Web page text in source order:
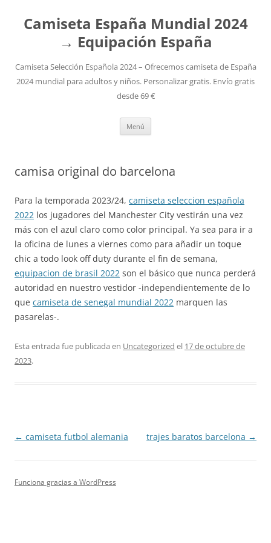
Camiseta España Mundial 2024
→ Equipación España
Camiseta Selección Española 2024 – Ofrecemos camiseta de España
2024 mundial para adultos y niños. Personalizar gratis. Envío gratis
desde 69 €
Menú
camisa original do barcelona
Para la temporada 2023/24, camiseta seleccion española
2022 los jugadores del Manchester City vestirán una vez
más con el azul claro como color principal. Ya sea para ir a
la oficina de lunes a viernes como para añadir un toque
chic a todo look off duty durante el fin de semana,
equipacion de brasil 2022 son el básico que nunca perderá
autoridad en nuestro vestidor -independientemente de lo
que camiseta de senegal mundial 2022 marquen las
pasarelas-.
Esta entrada fue publicada en Uncategorized el 17 de octubre de
2023.
Navegación
← camiseta futbol alemania trajes baratos barcelona →
Funciona gracias a WordPress